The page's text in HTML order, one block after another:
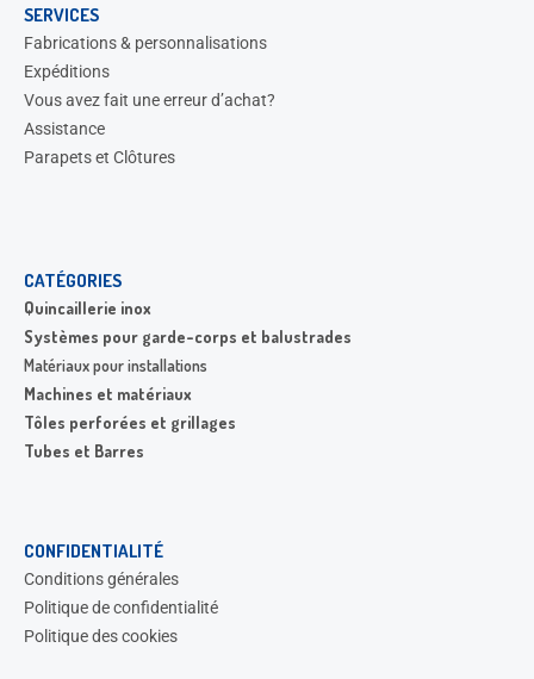
SERVICES
Fabrications & personnalisations
Expéditions
Vous avez fait une erreur d’achat?
Assistance
Parapets et Clôtures
CATÉGORIES
Quincaillerie inox
Systèmes pour garde-corps et balustrades
Matériaux pour installations
Machines et matériaux
Tôles perforées et grillages
Tubes et Barres
CONFIDENTIALITÉ
Conditions générales
Politique de confidentialité
Politique des cookies